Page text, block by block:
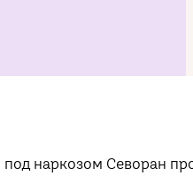
под наркозом Севоран